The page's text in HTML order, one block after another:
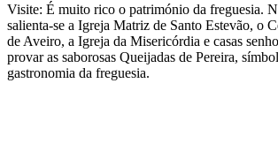
Visite: É muito rico o património da freguesia.
salienta-se a Igreja Matriz de Santo Estevão, o
de Aveiro, a Igreja da Misericórdia e casas
provar as saborosas Queijadas de Pereira,
gastronomia da freguesia.